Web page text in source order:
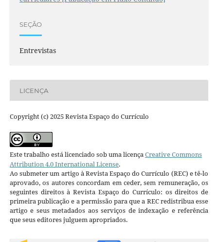
SEÇÃO
Entrevistas
LICENÇA
Copyright (c) 2025 Revista Espaço do Currículo
Este trabalho está licenciado sob uma licençaCreative Commons
Attribution 4.0 International License.
Ao submeter um artigo à Revista Espaço do Currículo (REC) e tê-lo
aprovado, os autores concordam em ceder, sem remuneração, os
seguintes direitos à Revista Espaço do Currículo: os direitos de
primeira publicação e a permissão para que a REC redistribua esse
artigo e seus metadados aos serviços de indexação e referência
que seus editores julguem apropriados.